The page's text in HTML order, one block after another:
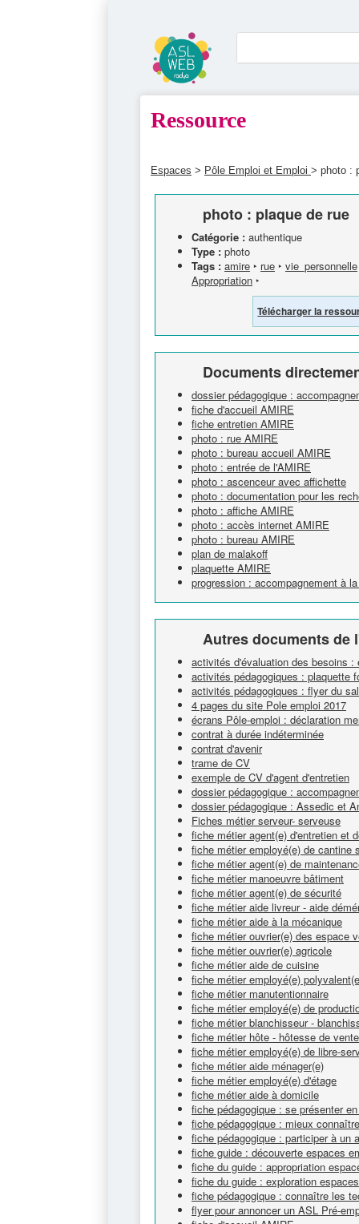
Ressource
Espaces > Pôle Emploi et Emploi > photo :
photo : plaque de rue
Catégorie : authentique
Type : photo
Tags : amire ‣ rue ‣ vie_personnelle
Appropriation ‣
Télécharger la
Documents
dossier pédagogique :
fiche d'accueil AMIRE
fiche entretien AMIRE
photo : rue AMIRE
photo : bureau accueil AMIRE
photo : entrée de l'AMIRE
photo : ascenceur avec affichette
photo : documentation pour les
photo : affiche AMIRE
photo : accès internet AMIRE
photo : bureau AMIRE
plan de malakoff
plaquette AMIRE
progression : accompagnement à
Autres documents de
activités d'évaluation des besoins :
activités pédagogiques : plaquette
activités pédagogiques : flyer du
4 pages du site Pole emploi 2017
écrans Pôle-emploi : déclaration
contrat à durée indéterminée
contrat d'avenir
trame de CV
exemple de CV d'agent d'entretien
dossier pédagogique :
dossier pédagogique : Assedic et
Fiches métier serveur- serveuse
fiche métier agent(e) d'entretien et
fiche métier employé(e) de cantine
fiche métier agent(e) de
fiche métier manoeuvre bâtiment
fiche métier agent(e) de sécurité
fiche métier aide livreur - aide
fiche métier aide à la mécanique
fiche métier ouvrier(e) des espace
fiche métier ouvrier(e) agricole
fiche métier aide de cuisine
fiche métier employé(e)
fiche métier manutentionnaire
fiche métier employé(e) de
fiche métier blanchisseur -
fiche métier hôte - hôtesse de
fiche métier employé(e) de libre-
fiche métier aide ménager(e)
fiche métier employé(e) d'étage
fiche métier aide à domicile
fiche pédagogique : se présenter
fiche pédagogique : mieux
fiche pédagogique : participer à un
fiche guide : découverte espaces
fiche du guide : appropriation
fiche du guide : exploration
fiche pédagogique : connaître les
flyer pour annoncer un ASL Pré-